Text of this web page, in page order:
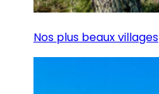
Nos plus beaux villages